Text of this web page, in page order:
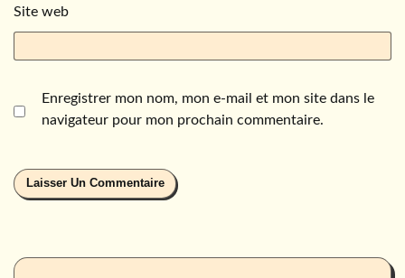
Site web
Enregistrer mon nom, mon e-mail et mon site dans le
navigateur pour mon prochain commentaire.